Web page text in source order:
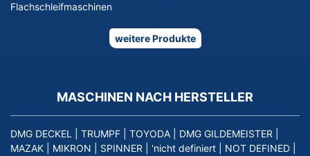
Flachschleifmaschinen
weitere Produkte
MASCHINEN NACH HERSTELLER
DMG DECKEL TRUMPF TOYODA DMG GILDEMEISTER
MAZAK
MIKRON SPINNER 'nicht definiert NOT DEFINED